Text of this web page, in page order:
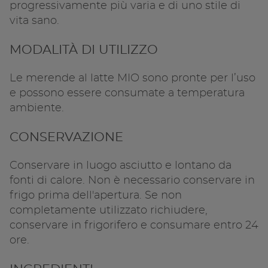
progressivamente più varia e di uno stile di
vita sano.
MODALITÀ DI UTILIZZO
Le merende al latte MIO sono pronte per l’uso
e possono essere consumate a temperatura
ambiente.
CONSERVAZIONE
Conservare in luogo asciutto e lontano da
fonti di calore. Non è necessario conservare in
frigo prima dell'apertura. Se non
completamente utilizzato richiudere,
conservare in frigorifero e consumare entro 24
ore.